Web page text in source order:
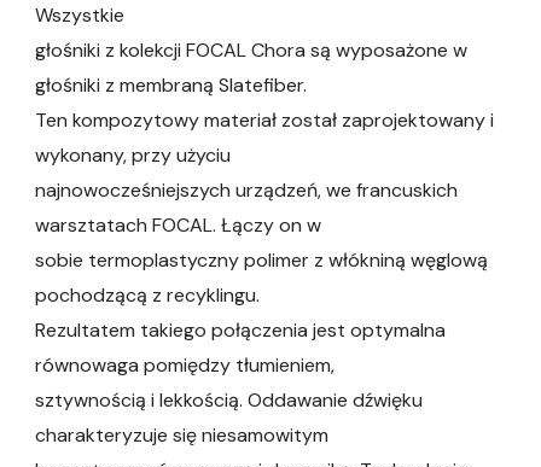
Wszystkie
głośniki z kolekcji FOCAL Chora są wyposażone w
głośniki z membraną Slatefiber.
Ten kompozytowy materiał został zaprojektowany i
wykonany, przy użyciu
najnowocześniejszych urządzeń, we francuskich
warsztatach FOCAL. Łączy on w
sobie termoplastyczny polimer z włókniną węglową
pochodzącą z recyklingu.
Rezultatem takiego połączenia jest optymalna
równowaga pomiędzy tłumieniem,
sztywnością i lekkością. Oddawanie dźwięku
charakteryzuje się niesamowitym